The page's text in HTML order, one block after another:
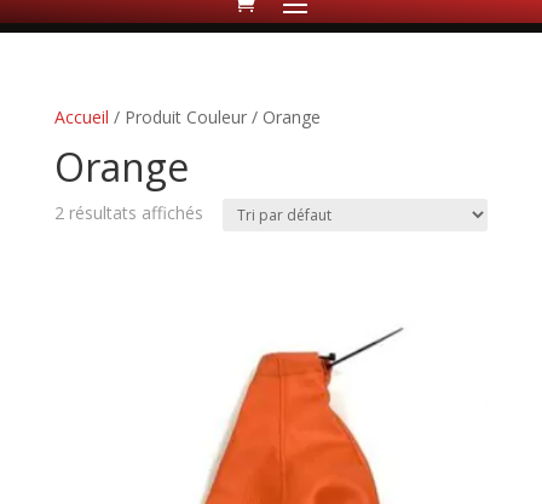
Accueil / Produit Couleur / Orange
Orange
2 résultats affichés